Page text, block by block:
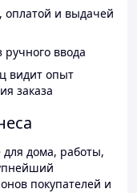
оплатой и выдачей
ввода
видит опыт
заказа
дома, работы,
покупателей и